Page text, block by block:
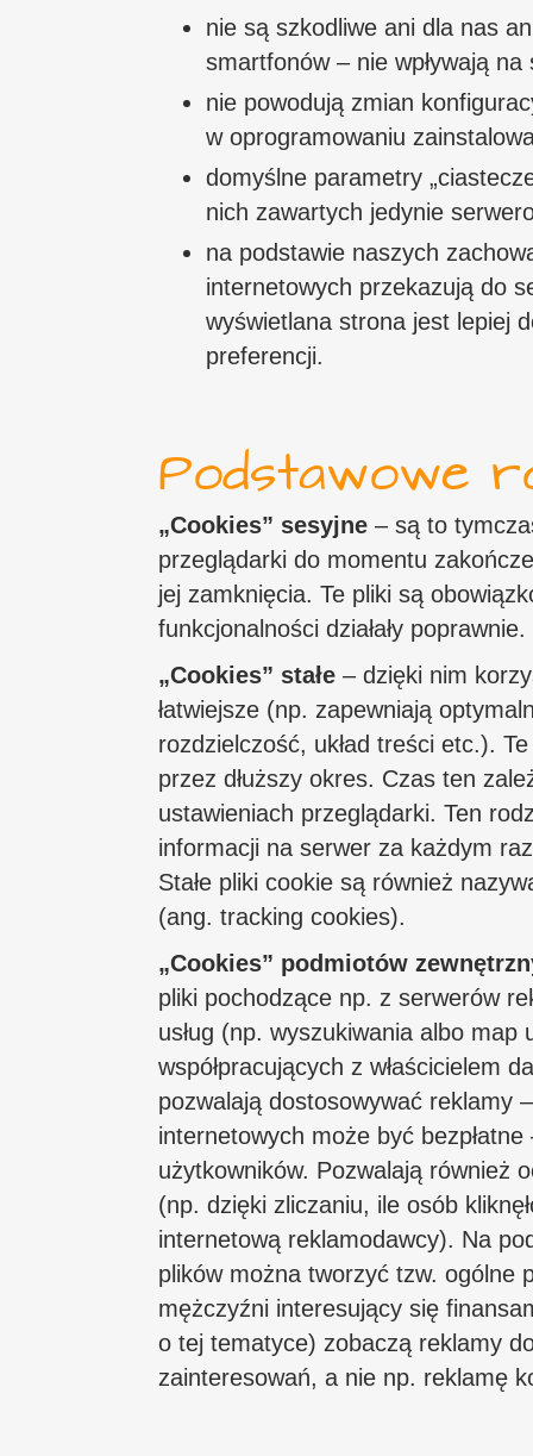
nie są szkodliwe ani dla nas
smartfonów – nie wpływają na
nie powodują zmian
w oprogramowaniu
domyślne parametry
nich zawartych jedynie
na podstawie naszych
internetowych przekazują do
wyświetlana strona jest lepiej
preferencji.
Podstawowe
„Cookies” sesyjne – są to
przeglądarki do momentu
jej zamknięcia. Te pliki są
funkcjonalności działały poprawnie.
„Cookies” stałe – dzięki nim
łatwiejsze (np. zapewniają
rozdzielczość, układ treści etc.).
przez dłuższy okres. Czas ten
ustawieniach przeglądarki. Ten
informacji na serwer za każdym
Stałe pliki cookie są również
(ang. tracking cookies).
„Cookies” podmiotów
pliki pochodzące np. z serwerów
usług (np. wyszukiwania albo
współpracujących z właścicielem
pozwalają dostosowywać reklamy
internetowych może być
użytkowników. Pozwalają również
(np. dzięki zliczaniu, ile osób
internetową reklamodawcy). Na
plików można tworzyć tzw. ogólne
mężczyźni interesujący się
o tej tematyce) zobaczą reklamy
zainteresowań, a nie np. reklamę